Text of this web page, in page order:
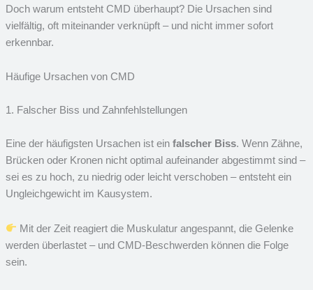
Doch warum entsteht CMD überhaupt? Die Ursachen sind
vielfältig, oft miteinander verknüpft – und nicht immer sofort
erkennbar.
Häufige Ursachen von CMD
1. Falscher Biss und Zahnfehlstellungen
Eine der häufigsten Ursachen ist ein falscher Biss. Wenn Zähne,
Brücken oder Kronen nicht optimal aufeinander abgestimmt sind –
sei es zu hoch, zu niedrig oder leicht verschoben – entsteht ein
Ungleichgewicht im Kausystem.
Mit der Zeit reagiert die Muskulatur angespannt, die Gelenke
werden überlastet – und CMD-Beschwerden können die Folge
sein.